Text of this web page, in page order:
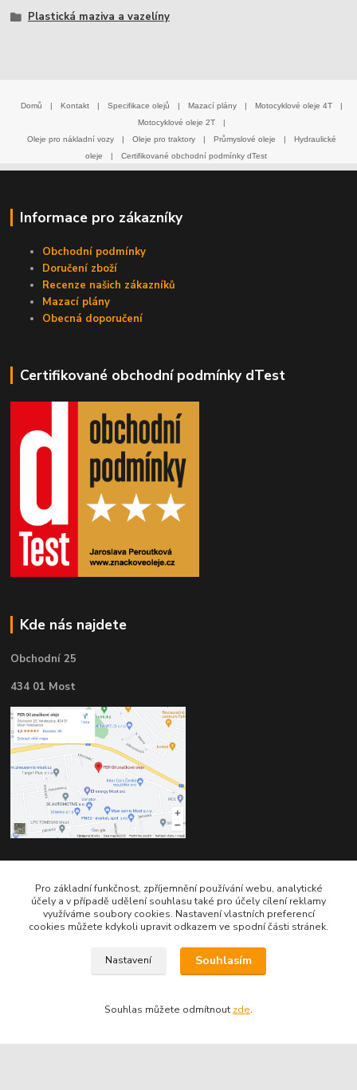
Plastická maziva a vazelíny
Domů Kontakt Specifikace olejů Mazací plány Motocyklové oleje 4T
Motocyklové oleje 2T
Oleje pro nákladní vozy
Oleje pro traktory Průmyslové oleje
Hydraulické
oleje
Certifikované obchodní podmínky dTest
Informace pro zákazníky
Obchodní podmínky
Doručení zboží
Recenze našich zákazníků
Mazací plány
Obecná doporučení
Certifikované obchodní podmínky dTest
Kde nás najdete
Obchodní 25
434 01 Most
Kontakty
Pro základní funkčnost, zpříjemnění používání webu, analytické
účely a v případě udělení souhlasu také pro účely cílení reklamy
využíváme soubory cookies. Nastavení vlastních preferencí
cookies můžete kdykoli upravit odkazem ve spodní části stránek.
Nastavení Souhlasím
Souhlas můžete odmítnout zde.